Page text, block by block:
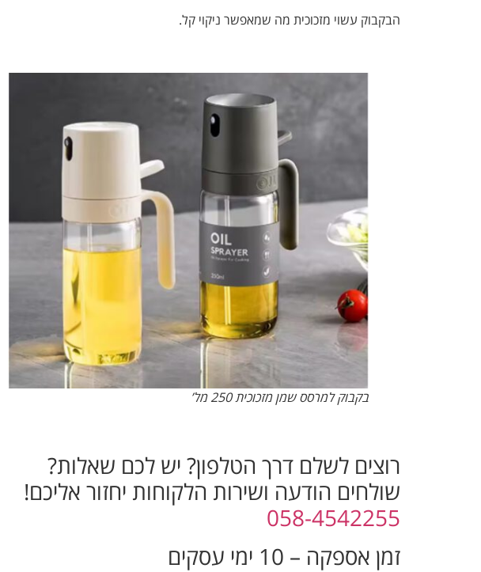
הבקבוק עשוי מזכוכית מה שמאפשר ניקוי קל.
בקבוק למרסס שמן מזכוכית 250 מל’
רוצים לשלם דרך הטלפון? יש לכם שאלות?
שולחים הודעה ושירות הלקוחות יחזור אליכם!
058-4542255
זמן אספקה – 10 ימי עסקים